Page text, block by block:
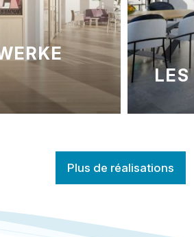
Plus de réalisations